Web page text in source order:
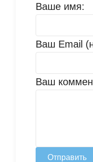
Ваше имя:
Ваш Email
Ваш
Отправить